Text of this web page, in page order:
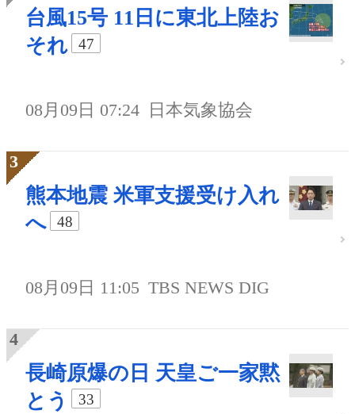
台風15号 11日に東北上陸お
それ
47
08月09日 07:24 日本気象協会
熊本地震 米軍支援受け入れ
へ
48
08月09日 11:05 TBS NEWS DIG
長崎原爆の日 天皇ご一家黙
とう
33